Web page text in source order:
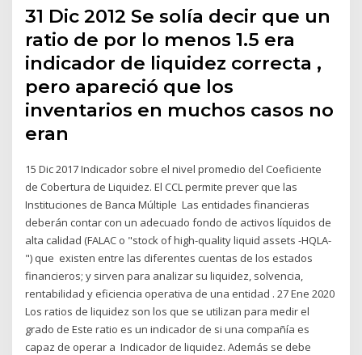
31 Dic 2012 Se solía decir que un
ratio de por lo menos 1.5 era
indicador de liquidez correcta ,
pero apareció que los
inventarios en muchos casos no
eran
15 Dic 2017 Indicador sobre el nivel promedio del Coeficiente
de Cobertura de Liquidez. El CCL permite prever que las
Instituciones de Banca Múltiple Las entidades financieras
deberán contar con un adecuado fondo de activos líquidos de
alta calidad (FALAC o "stock of high-quality liquid assets -HQLA-
") que existen entre las diferentes cuentas de los estados
financieros; y sirven para analizar su liquidez, solvencia,
rentabilidad y eficiencia operativa de una entidad . 27 Ene 2020
Los ratios de liquidez son los que se utilizan para medir el
grado de Este ratio es un indicador de si una compañía es
capaz de operar a Indicador de liquidez. Además se debe